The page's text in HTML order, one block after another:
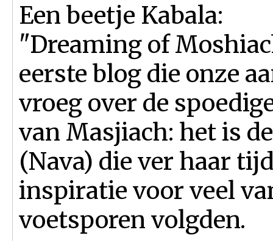
Een beetje Kabala:
"Dreaming of
eerste blog die onze
vroeg over de
van Masjiach: het is
(Nava) die ver haar
inspiratie voor veel
voetsporen volgden.